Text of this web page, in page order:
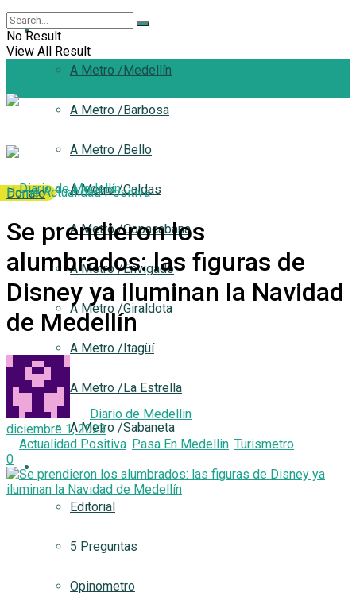
A Metro
A Metro /Medellín
A Metro /Barbosa
A Metro /Bello
A Metro /Caldas
A Metro /Copacabana
A Metro /Envigado
A Metro /Giraldota
A Metro /Itagüí
A Metro /La Estrella
A Metro /Sabaneta
Análisis y Opinión
Editorial
5 Preguntas
Opinometro
No Result
View All Result
Donale
Home Actualidad Positiva
Se prendieron los
alumbrados: las figuras de
Disney ya iluminan la Navidad
de Medellín
Diario de Medellin
diciembre 1, 2023
Actualidad Positiva Pasa En Medellin Turismetro
0